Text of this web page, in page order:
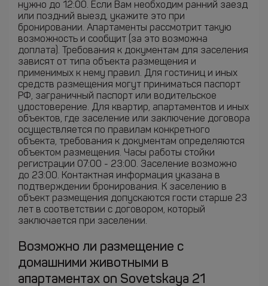
нужно до 12:00. Если Вам необходим ранний заезд
или поздний выезд, укажите это при
бронировании. Апартаменты рассмотрит такую
возможность и сообщит (за это возможна
доплата). Требования к документам для заселения
зависят от типа объекта размещения и
применимых к нему правил. Для гостиниц и иных
средств размещения могут приниматься паспорт
РФ, заграничный паспорт или водительское
удостоверение. Для квартир, апартаментов и иных
объектов, где заселение или заключение договора
осуществляется по правилам конкретного
объекта, требования к документам определяются
объектом размещения. Часы работы стойки
регистрации 07:00 - 23:00. Заселение возможно
до 23:00. Контактная информация указана в
подтверждении бронирования. К заселению в
объект размещения допускаются гости старше 23
лет в соответствии с договором, который
заключается при заселении.
Возможно ли размещение с
домашними животными в
апартаментах on Sovetskaya 21